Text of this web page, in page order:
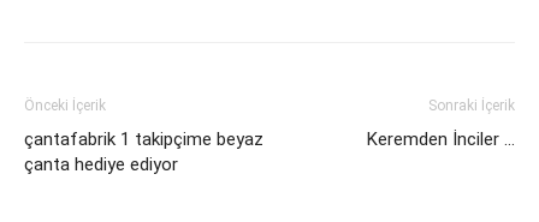
Önceki İçerik
çantafabrik 1 takipçime beyaz
çanta hediye ediyor
Sonraki İçerik
Keremden İnciler …